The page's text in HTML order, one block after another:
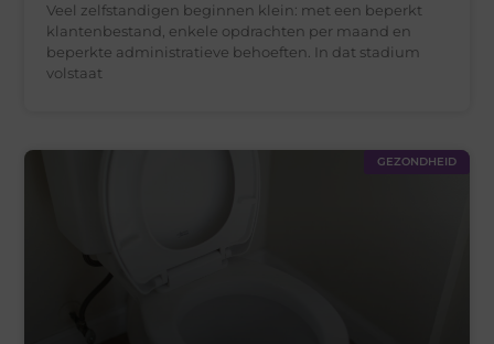
Veel zelfstandigen beginnen klein: met een beperkt
klantenbestand, enkele opdrachten per maand en
beperkte administratieve behoeften. In dat stadium
volstaat
GEZONDHEID